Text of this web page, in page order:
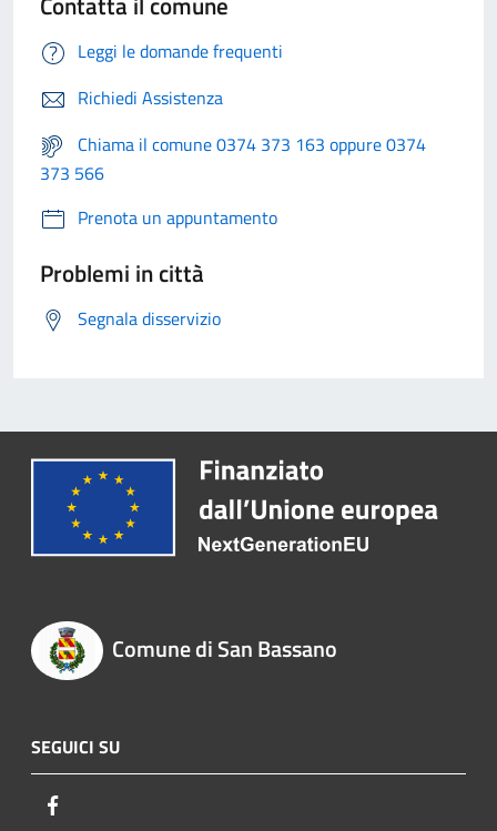
Leggi le domande frequenti
Richiedi Assistenza
Chiama il comune 0374 373 163 oppure 0374
373 566
Prenota un appuntamento
Problemi in città
Segnala disservizio
Comune di San Bassano
SEGUICI SU